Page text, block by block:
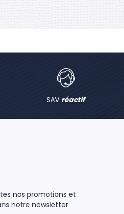
SAV réactif
nos promotions et
notre newsletter